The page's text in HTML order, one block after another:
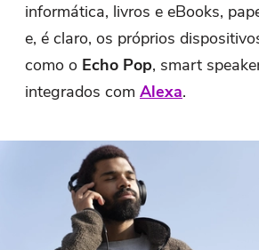
informática, livros e eBooks,
e, é claro, os próprios
como o Echo Pop, smart
integrados com Alexa.